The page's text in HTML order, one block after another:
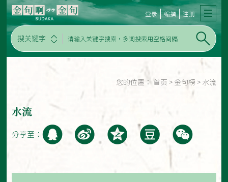
搜关键字
登录 编撰 注册
您的位置： 首页 > 金句榜 > 水流
水流
分享至：